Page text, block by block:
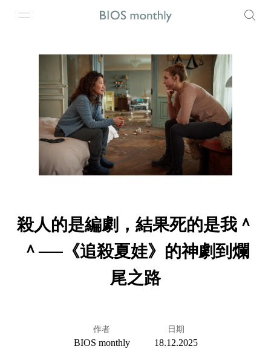
殺人的是編劇，結果死的是我＾
＾──《追殺夏娃》的神劇到爛
尾之路
作者
BIOS monthly
日期
18.12.2025